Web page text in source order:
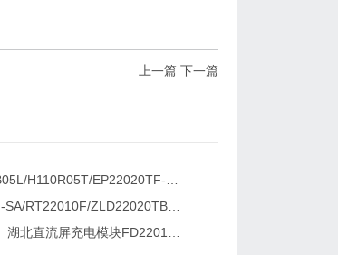
上一篇 下一篇
新疆，西藏，河北K3B05L/H110R05T/EP22020TF-G直流屏充电模块维修更换
湖南、广东、新疆PMI-SA/RT22010F/ZLD22020TB电源模块维修更换
2026维修安徽、甘肃、湖北直流屏充电模块FD22010-6/K3B20L/GF22010-10